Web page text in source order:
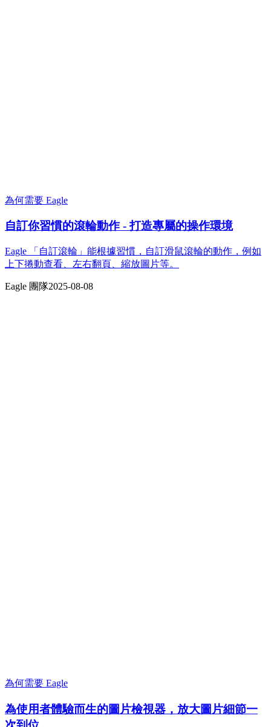
為何需要 Eagle
自訂你習慣的滾輪動作 - 打造專屬的操作環境
Eagle 「自訂滾輪」能根據習慣，自訂滑鼠滾輪的動作，例如
上下捲動查看、左右翻頁、縮放圖片等。
Eagle 團隊2025-08-08
為何需要 Eagle
為使用者體驗而生的圖片檢視器，放大圖片細節一